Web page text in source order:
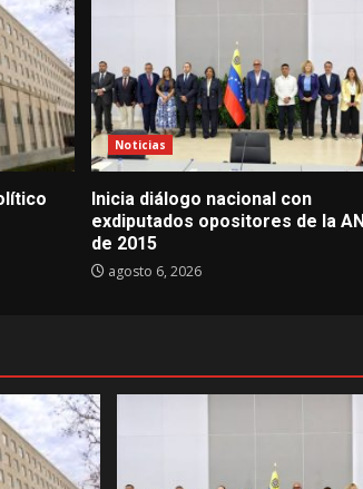
Noticias
Inicia diálogo nacional con
exdiputados opositores de la AN
de 2015
agosto 6, 2026